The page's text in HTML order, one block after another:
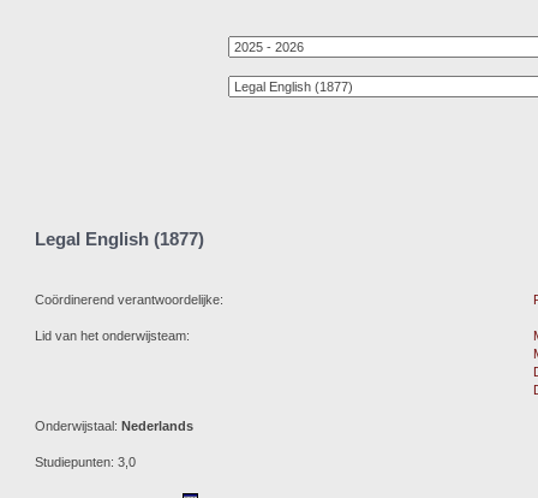
Legal English (1877)
Coördinerend verantwoordelijke:
Lid van het onderwijsteam:
Onderwijstaal: Nederlands
Studiepunten: 3,0